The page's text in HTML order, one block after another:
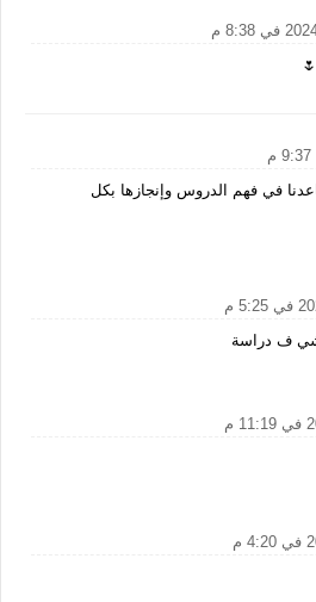
في فهم الدروس وإنجازها بكل
ف دراسة